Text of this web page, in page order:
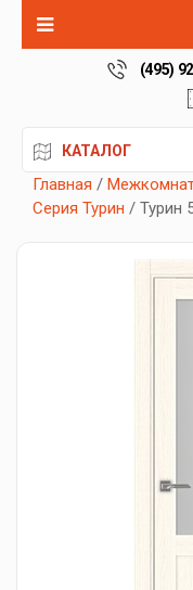
(495)
КАТАЛОГ
Главная /
Серия Турин / Турин